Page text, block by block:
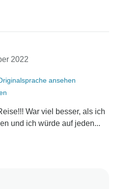
2022
ansehen
War viel besser, als ich
und ich würde auf jeden...